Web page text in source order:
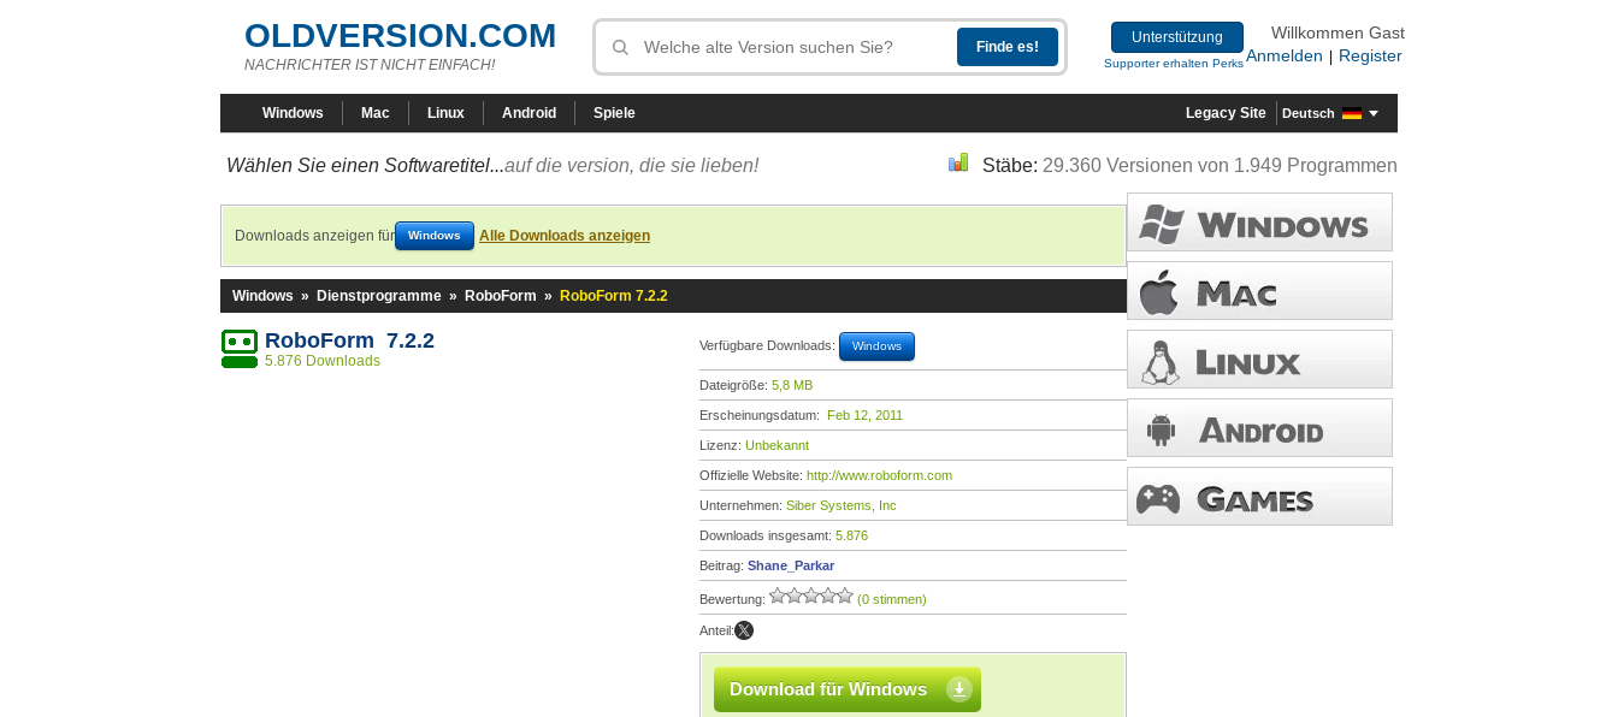
OLDVERSION.COM
NACHRICHTER IST NICHT EINFACH!
Unterstützung
Supporter erhalten Perks
Willkommen Gast
Anmelden
Register
Windows Mac Linux Android Spiele Legacy Site Deutsch
Wählen Sie einen Softwaretitel...auf die version, die sie lieben! Stäbe: 29.360 Versionen von 1.949 Programmen
Downloads anzeigen für Windows Alle Downloads anzeigen
Windows » Dienstprogramme » RoboForm » RoboForm 7.2.2
RoboForm 7.2.2
5.876 Downloads
Verfügbare Downloads: Windows
Dateigröße: 5,8 MB
Erscheinungsdatum: Feb 12, 2011
Lizenz: Unbekannt
Offizielle Website: http://www.roboform.com
Unternehmen: Siber Systems, Inc
Downloads insgesamt: 5.876
Beitrag: Shane_Parkar
Bewertung: (0 stimmen)
Anteil:
Download für Windows